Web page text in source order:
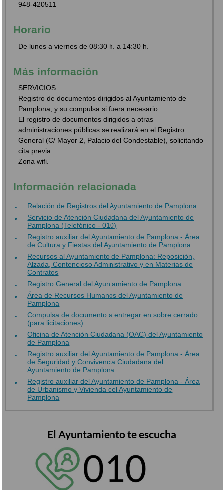
948-420511
Horario
De lunes a viernes de 08:30 h. a 14:30 h.
Más información
SERVICIOS:
Registro de documentos dirigidos al Ayuntamiento de
Pamplona, y su compulsa si fuera necesario.
El registro de documentos dirigidos a otras
administraciones públicas se realizará en el Registro
General (C/ Mayor 2, Palacio del Condestable), solicitando
cita previa.
Zona wifi.
Información relacionada
Relación de Registros del Ayuntamiento de Pamplona
Servicio de Atención Ciudadana del Ayuntamiento de
Pamplona (Telefónico - 010)
Registro auxiliar del Ayuntamiento de Pamplona - Área
de Cultura y Fiestas del Ayuntamiento de Pamplona
Recursos al Ayuntamiento de Pamplona: Reposición,
Alzada, Contencioso Administrativo y en Materias de
Contratos
Registro General del Ayuntamiento de Pamplona
Área de Recursos Humanos del Ayuntamiento de
Pamplona
Compulsa de documento a entregar en sobre cerrado
(para licitaciones)
Oficina de Atención Ciudadana (OAC) del Ayuntamiento
de Pamplona
Registro auxiliar del Ayuntamiento de Pamplona - Área
de Seguridad y Convivencia Ciudadana del
Ayuntamiento de Pamplona
Registro auxiliar del Ayuntamiento de Pamplona - Área
de Urbanismo y Vivienda del Ayuntamiento de
Pamplona
El Ayuntamiento te escucha